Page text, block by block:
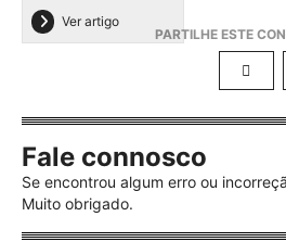
Ver artigo
Fale connosco
Se encontrou algum erro ou
Muito obrigado.